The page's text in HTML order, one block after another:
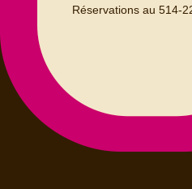
Réservations au 514-